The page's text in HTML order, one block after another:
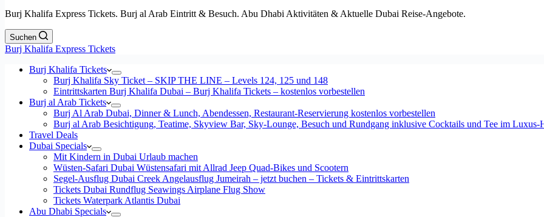
Burj Khalifa Express Tickets. Burj al Arab Eintritt & Besuch. Abu Dhabi Aktivitäten & Aktuelle Dubai Reise-Angebote.
Suchen
Burj Khalifa Express Tickets
Burj Khalifa Tickets
Burj Khalifa Sky Ticket – SKIP THE LINE – Levels 124, 125 und 148
Eintrittskarten Burj Khalifa Dubai – Burj Khalifa Tickets – kostenlos vorbestellen
Burj al Arab Tickets
Burj Al Arab Dubai, Dinner & Lunch, Abendessen, Restaurant-Reservierung kostenlos vorbestellen
Burj al Arab Besichtigung, Teatime, Skyview Bar, Sky-Lounge, Besuch und Rundgang inklusive Cocktails und Tee im Luxus-
Travel Deals
Dubai Specials
Mit Kindern in Dubai Urlaub machen
Wüsten-Safari Dubai Wüstensafari mit Allrad Jeep Quad-Bikes und Scootern
Segel-Ausflug Dubai Creek Angelausflug Jumeirah – jetzt buchen – Tickets & Eintrittskarten
Tickets Dubai Rundflug Seawings Airplane Flug Show
Tickets Waterpark Atlantis Dubai
Abu Dhabi Specials